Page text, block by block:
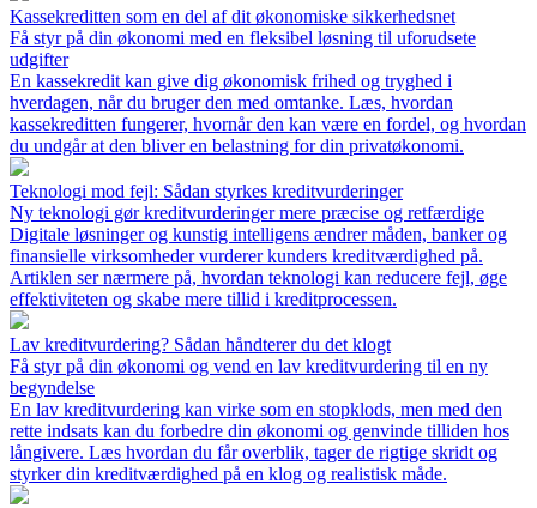
Kassekreditten som en del af dit økonomiske sikkerhedsnet
Få styr på din økonomi med en fleksibel løsning til uforudsete
udgifter
En kassekredit kan give dig økonomisk frihed og tryghed i
hverdagen, når du bruger den med omtanke. Læs, hvordan
kassekreditten fungerer, hvornår den kan være en fordel, og hvordan
du undgår at den bliver en belastning for din privatøkonomi.
Teknologi mod fejl: Sådan styrkes kreditvurderinger
Ny teknologi gør kreditvurderinger mere præcise og retfærdige
Digitale løsninger og kunstig intelligens ændrer måden, banker og
finansielle virksomheder vurderer kunders kreditværdighed på.
Artiklen ser nærmere på, hvordan teknologi kan reducere fejl, øge
effektiviteten og skabe mere tillid i kreditprocessen.
Lav kreditvurdering? Sådan håndterer du det klogt
Få styr på din økonomi og vend en lav kreditvurdering til en ny
begyndelse
En lav kreditvurdering kan virke som en stopklods, men med den
rette indsats kan du forbedre din økonomi og genvinde tilliden hos
långivere. Læs hvordan du får overblik, tager de rigtige skridt og
styrker din kreditværdighed på en klog og realistisk måde.